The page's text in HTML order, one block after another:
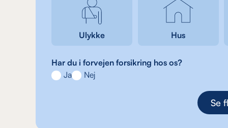
Ulykke Hus
Har du i forvejen forsikring hos os?
Ja
Nej
Se